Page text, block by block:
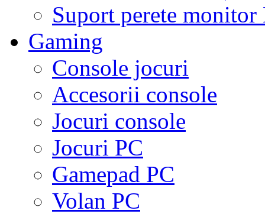
Suport perete
Gaming
Console jocuri
Accesorii console
Jocuri console
Jocuri PC
Gamepad PC
Volan PC